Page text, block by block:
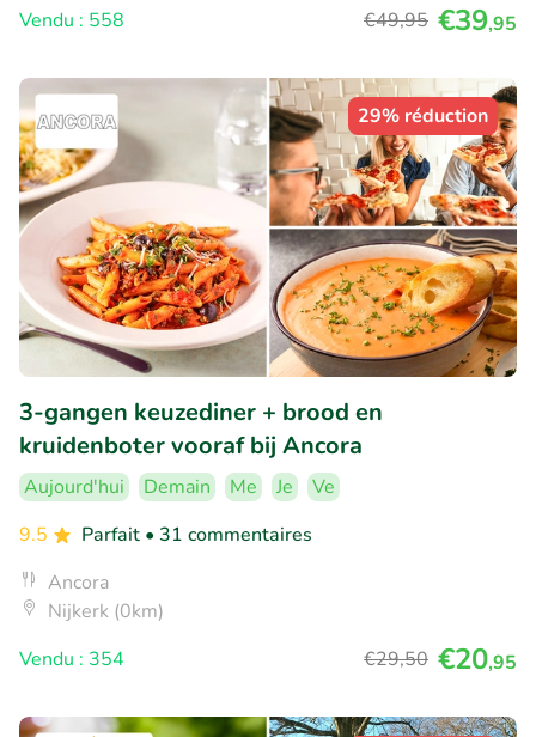
Vendu : 558
€49,95 €39,95
29% réduction
3-gangen keuzediner + brood en
kruidenboter vooraf bij Ancora
Aujourd'hui Demain Me Je
Ve
9.5
Parfait • 31 commentaires
Ancora
Nijkerk (0km)
Vendu : 354
€29,50 €20,95